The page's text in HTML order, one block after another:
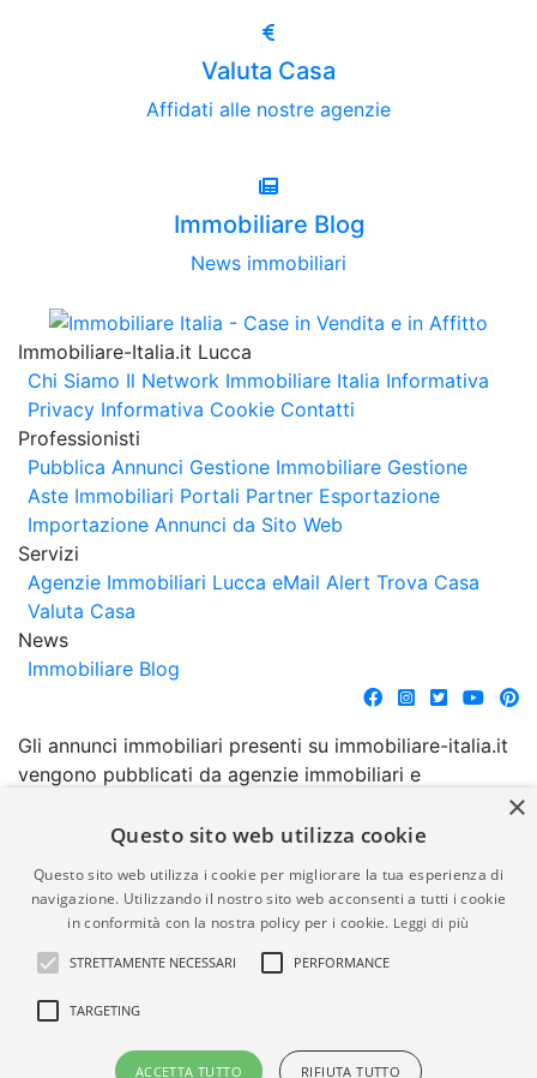
Valuta Casa
Affidati alle nostre agenzie
Immobiliare Blog
News immobiliari
Immobiliare-Italia.it Lucca
Chi Siamo Il Network Immobiliare Italia Informativa
Privacy Informativa Cookie Contatti
Professionisti
Pubblica Annunci Gestione Immobiliare Gestione
Aste Immobiliari Portali Partner Esportazione
Importazione Annunci da Sito Web
Servizi
Agenzie Immobiliari Lucca eMail Alert Trova Casa
Valuta Casa
News
Immobiliare Blog
Gli annunci immobiliari presenti su immobiliare-italia.it
vengono pubblicati da agenzie immobiliari e
comporta l'approvazione o l'avallo da parte di
garanzia da parte di quest'ultima. immobiliare-italia.it
quindi non è responsabile della veridicità, della
correttezza, della completezza, della normativa in
materia di privacy e/o di alcun altro aspetto dei
suddetti annunci.
© Copyright 2007 - 2026
Powered by
×
Questo sito web utilizza cookie
Questo sito web utilizza i cookie per migliorare la tua esperienza di
navigazione. Utilizzando il nostro sito web acconsenti a tutti i cookie
in conformità con la nostra policy per i cookie. Leggi di più
STRETTAMENTE NECESSARI PERFORMANCE
TARGETING
ACCETTA TUTTO RIFIUTA TUTTO